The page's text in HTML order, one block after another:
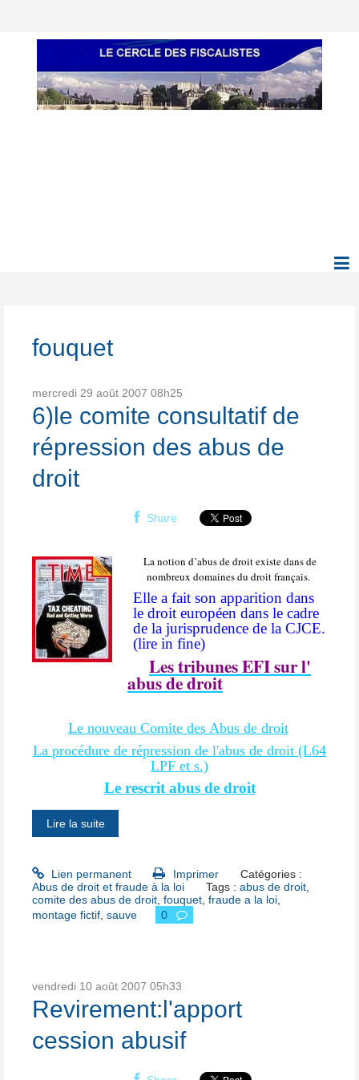
fouquet
mercredi 29 août 2007 08h25
6)le comite consultatif de
répression des abus de
droit
Share
La notion d’abus de droit existe dans de
nombreux domaines du droit français.
Elle a fait son apparition dans
le droit européen dans le cadre
de la jurisprudence de la CJCE.
(lire in fine)
Les tribunes EFI sur l'
abus de droit
Le nouveau Comite des Abus de droit
La procédure de répression de l'abus de droit (L64
LPF et s.)
Le rescrit abus de droit
Lire la suite
Lien permanent Imprimer
Catégories :
Abus de droit et fraude à la loi
Tags :abus de droit
comite des abus de droit fouquet fraude a la loi
montage fictif sauve 0
vendredi 10 août 2007 05h33
Revirement:l'apport
cession abusif